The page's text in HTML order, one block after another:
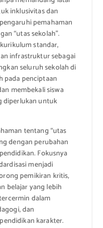
inklusivitas dan
pemahaman
“utas sekolah”.
standar,
infrastruktur sebagai
seluruh sekolah di
pada penciptaan
membekali siswa
diperlukan untuk
tentang “utas
dengan perubahan
Fokusnya
menjadi
pemikiran kritis,
belajar yang lebih
dalam
dan
karakter.